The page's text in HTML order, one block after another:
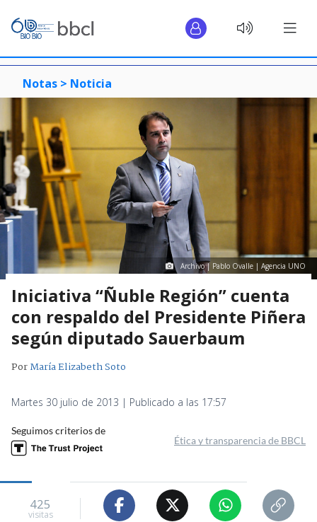
Notas > Noticia
Archivo | Pablo Ovalle | Agencia UNO
Iniciativa “Ñuble Región” cuenta
con respaldo del Presidente Piñera
según diputado Sauerbaum
PorMaría Elizabeth Soto
Martes 30 julio de 2013 | Publicado a las 17:57
Seguimos criterios de
Ética y transparencia de BBCL
425
visitas